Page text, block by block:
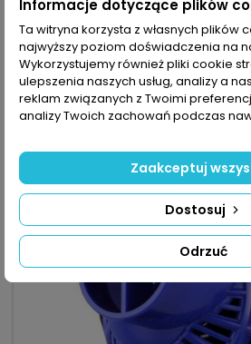
IDEALNA DO AKWARIUM
Jecod CWP-3000 - pompa
zaprojektowana do akwariów
mocowaniem magnetycznym i
strumienia. Wydajność 3000 l/h
przepływ zapewniający
zużycie energii przy stałej pracy.
55,65 zł
 Dodaj do
W
Informacje dotyczące plików
Ta witryna korzysta z własnych plików
najwyższy poziom doświadczenia na
Wykorzystujemy również pliki cookie
ulepszenia naszych usług, analizy a
reklam związanych z Twoimi
analizy Twoich zachowań podczas
Odrzuć
Dostosuj
Zaakceptuj